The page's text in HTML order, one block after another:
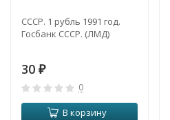
СССР. 1 рубль 1991 год.
Госбанк СССР. (ЛМД)
30 ₽
0
В корзину